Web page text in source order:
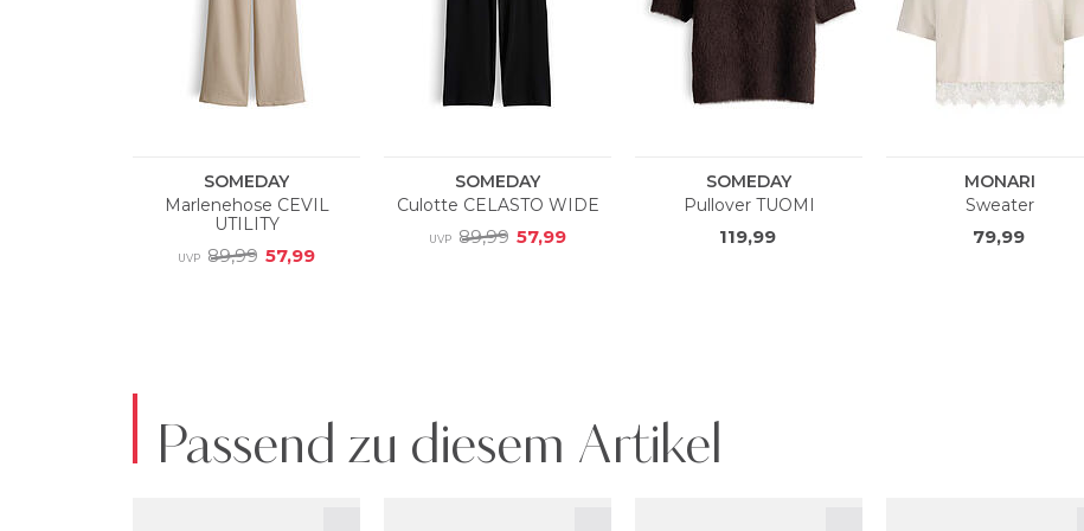
Passend zu diesem Artikel